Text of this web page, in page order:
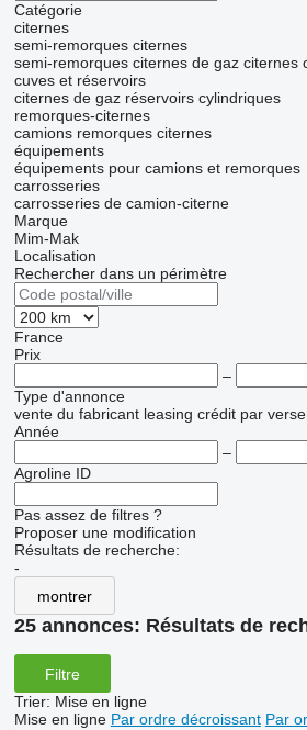
Catégorie
citernes
semi-remorques citernes
semi-remorques citernes de gaz citernes
cuves et réservoirs
citernes de gaz réservoirs cylindriques
remorques-citernes
camions remorques citernes
équipements
équipements pour camions et remorques
carrosseries
carrosseries de camion-citerne
Marque
Mim-Mak
Localisation
Rechercher dans un périmètre
France
Prix
–
Type d'annonce
vente du fabricant leasing crédit par
Année
–
Agroline ID
Pas assez de filtres ?
Proposer une modification
Résultats de recherche:
-
montrer
25 annonces: Résultats de
Filtre
Trier: Mise en ligne
Mise en ligne Par ordre décroissant Par